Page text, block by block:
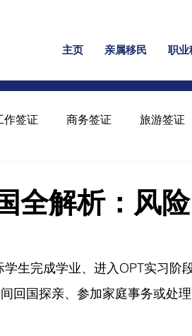
主页 亲属移民 职业
作签证 商务签证 旅游签证
全解析：风
学生完成学业、进入OPT实习阶
回国探亲、参加家庭事务或处